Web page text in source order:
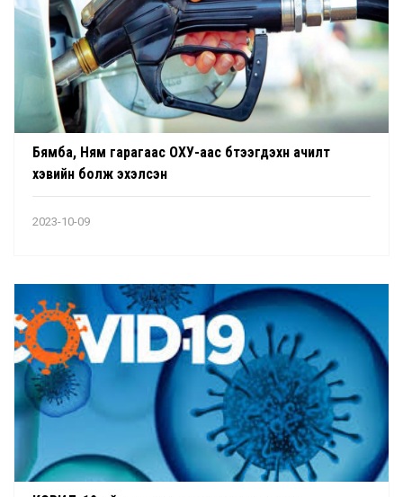
Бямба, Ням гарагаас ОХУ-аас бүтээгдэхүүн ачилт
хэвийн болж эхэлсэн
2023-10-09